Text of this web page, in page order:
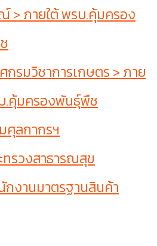
> ภายใต้ พรบ.คุ้มครอง
กรมวิชาการเกษตร > ภาย
.คุ้มครองพันธุ์พืช
ศุลกากรฯ
ทรวงสาธารณสุข
กงานมาตรฐานสินค้า